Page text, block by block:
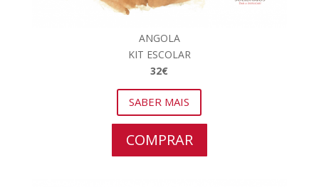
ANGOLA
KIT ESCOLAR
32€
SABER MAIS
COMPRAR